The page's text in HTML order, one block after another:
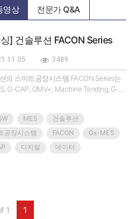
영상 전문가 Q&A
] 건솔루션 FACON Series
3489
의 스마트공장시스템 FACON Series는
G-CAP, OMV+, Machine Tending, G-
정보를 디지털화해 저장하고 실시간으로
수 있다.머신텐딩 솔루션은 금속 가공 기
스틱 사출 기계등에 소재 및 가공물을 투
가공된 반제품과 완성품을 다음 공정으로
7487
MES
건솔루션
공장시스템
FACON
Gx-MES
디지털 데이터
1 1